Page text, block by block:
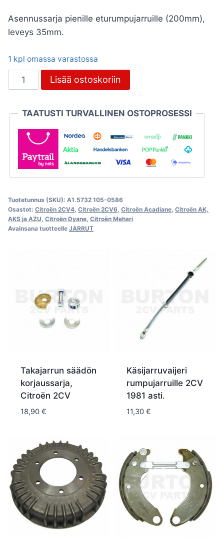
Asennussarja pienille eturumpujarruille (200mm),
leveys 35mm.
1 kpl omassa varastossa
Jarrujousisarja
eteen,
2CV
määrä
Lisää ostoskoriin
TAATUSTI TURVALLINEN OSTOPROSESSI
Tuotetunnus (SKU): A1.5732 105-0586
Osastot: Citroën 2CV4 Citroën 2CV6 Citroën Acadiane Citroën AK,
AKS ja AZU Citroën Dyane Citroën Mehari
Avainsana tuotteelle JARRUT
Takajarrun säädön
korjaussarja,
Citroën 2CV
18,90 €
Käsijarruvaijeri
rumpujarruille 2CV
1981 asti.
11,30 €